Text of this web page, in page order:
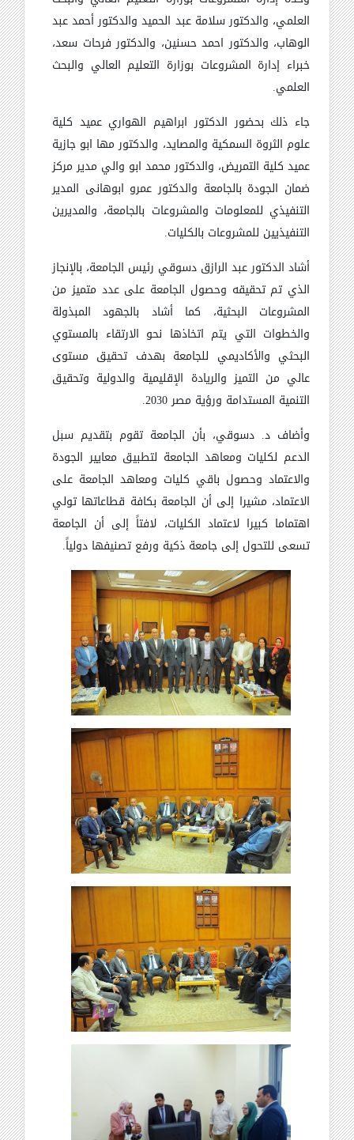
العلمي، والدكتور سلامة عبد الحميد والدكتور أحمد عبد
الوهاب، والدكتور احمد حسنين، والدكتور فرحات سعد،
خبراء إدارة المشروعات بوزارة التعليم العالي والبحث
العلمي.
جاء ذلك بحضور الدكتور ابراهيم الهواري عميد كلية
علوم الثروة السمكية والمصايد، والدكتور مها ابو جازية
عميد كلية التمريض، والدكتور محمد ابو والي مدير مركز
ضمان الجودة بالجامعة والدكتور عمرو ابوهانى المدير
التنفيذي للمعلومات والمشروعات بالجامعة، والمديرين
التنفيذيين للمشروعات بالكليات.
أشاد الدكتور عبد الرازق دسوقي رئيس الجامعة، بالإنجاز
الذي تم تحقيقه وحصول الجامعة على عدد متميز من
المشروعات البحثية، كما أشاد بالجهود المبذولة
والخطوات التي يتم اتخاذها نحو الارتقاء بالمستوي
البحثي والأكاديمي للجامعة بهدف تحقيق مستوى
عالي من التميز والريادة الإقليمية والدولية وتحقيق
التنمية المستدامة ورؤية مصر 2030.
وأضاف د. دسوقي، بأن الجامعة تقوم بتقديم سبل
الدعم لكليات ومعاهد الجامعة لتطبيق معايير الجودة
والاعتماد وحصول باقي كليات ومعاهد الجامعة على
الاعتماد، مشيرا إلى أن الجامعة بكافة قطاعاتها تولي
اهتماما كبيرا لاعتماد الكليات، لافتاً إلى أن الجامعة
تسعى للتحول إلى جامعة ذكية ورفع تصنيفها دولياً.